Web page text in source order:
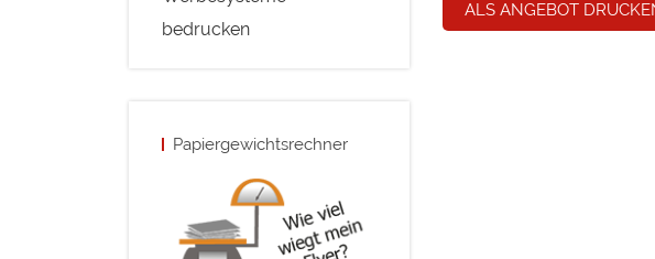
bedrucken
Papiergewichtsrechner
ALS ANGEBOT